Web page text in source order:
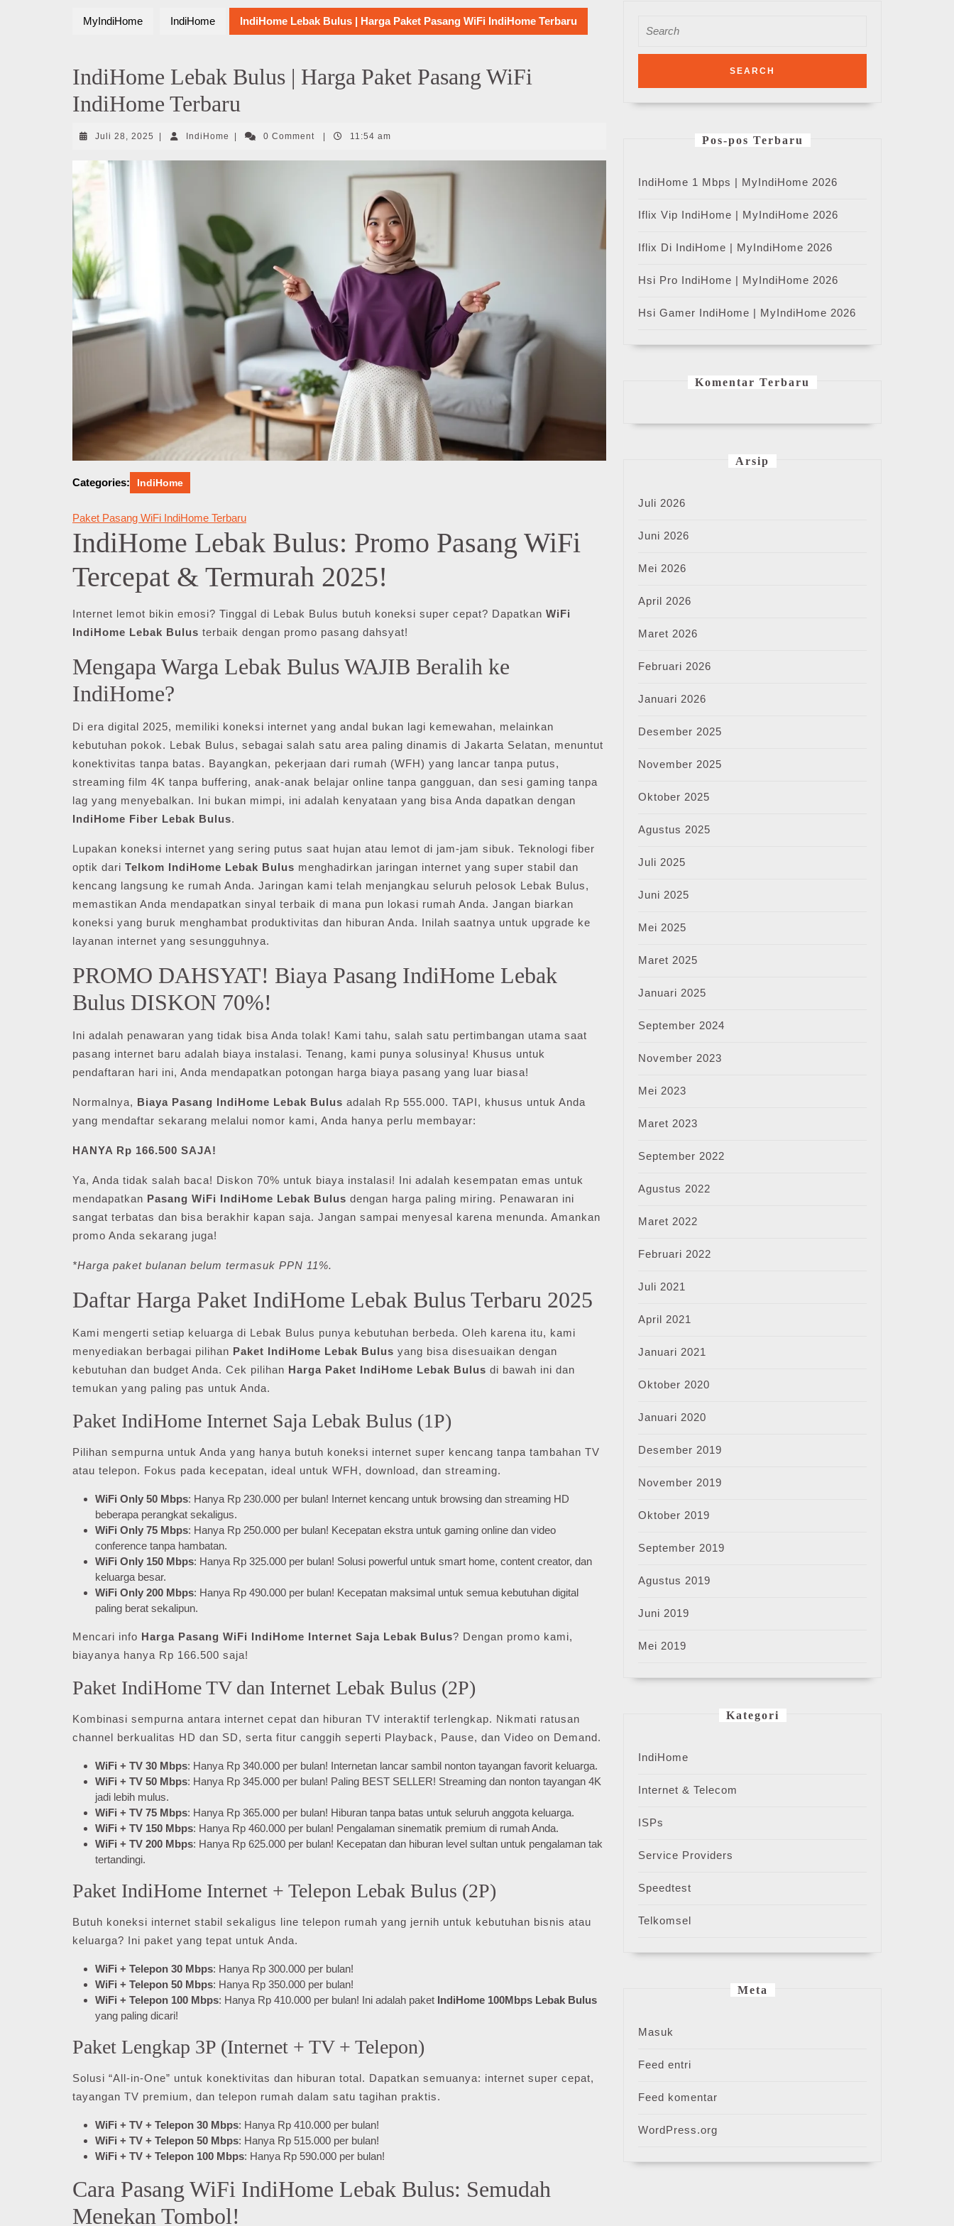
MyIndiHome IndiHome IndiHome Lebak Bulus | Harga Paket Pasang WiFi IndiHome Terbaru
IndiHome Lebak Bulus | Harga Paket Pasang WiFi
IndiHome Terbaru
Juli 28, 2025 Juli
2025
IndiHome IndiHome0 Comment 11:54 am
Categories: IndiHome
Paket Pasang WiFi IndiHome Terbaru
IndiHome Lebak Bulus: Promo Pasang WiFi
Tercepat & Termurah 2025!
Internet lemot bikin emosi? Tinggal di Lebak Bulus butuh koneksi super cepat? Dapatkan WiFi
IndiHome Lebak Bulus terbaik dengan promo pasang dahsyat!
Mengapa Warga Lebak Bulus WAJIB Beralih ke
IndiHome?
Di era digital 2025, memiliki koneksi internet yang andal bukan lagi kemewahan, melainkan
kebutuhan pokok. Lebak Bulus, sebagai salah satu area paling dinamis di Jakarta Selatan, menuntut
konektivitas tanpa batas. Bayangkan, pekerjaan dari rumah (WFH) yang lancar tanpa putus,
streaming film 4K tanpa buffering, anak-anak belajar online tanpa gangguan, dan sesi gaming tanpa
lag yang menyebalkan. Ini bukan mimpi, ini adalah kenyataan yang bisa Anda dapatkan dengan
IndiHome Fiber Lebak Bulus.
Lupakan koneksi internet yang sering putus saat hujan atau lemot di jam-jam sibuk. Teknologi fiber
optik dari Telkom IndiHome Lebak Bulus menghadirkan jaringan internet yang super stabil dan
kencang langsung ke rumah Anda. Jaringan kami telah menjangkau seluruh pelosok Lebak Bulus,
memastikan Anda mendapatkan sinyal terbaik di mana pun lokasi rumah Anda. Jangan biarkan
koneksi yang buruk menghambat produktivitas dan hiburan Anda. Inilah saatnya untuk upgrade ke
layanan internet yang sesungguhnya.
PROMO DAHSYAT! Biaya Pasang IndiHome Lebak
Bulus DISKON 70%!
Ini adalah penawaran yang tidak bisa Anda tolak! Kami tahu, salah satu pertimbangan utama saat
pasang internet baru adalah biaya instalasi. Tenang, kami punya solusinya! Khusus untuk
pendaftaran hari ini, Anda mendapatkan potongan harga biaya pasang yang luar biasa!
Normalnya, Biaya Pasang IndiHome Lebak Bulus adalah Rp 555.000. TAPI, khusus untuk Anda
yang mendaftar sekarang melalui nomor kami, Anda hanya perlu membayar:
HANYA Rp 166.500 SAJA!
Ya, Anda tidak salah baca! Diskon 70% untuk biaya instalasi! Ini adalah kesempatan emas untuk
mendapatkan Pasang WiFi IndiHome Lebak Bulus dengan harga paling miring. Penawaran ini
sangat terbatas dan bisa berakhir kapan saja. Jangan sampai menyesal karena menunda. Amankan
promo Anda sekarang juga!
*Harga paket bulanan belum termasuk PPN 11%.
Daftar Harga Paket IndiHome Lebak Bulus Terbaru 2025
Kami mengerti setiap keluarga di Lebak Bulus punya kebutuhan berbeda. Oleh karena itu, kami
menyediakan berbagai pilihan Paket IndiHome Lebak Bulus yang bisa disesuaikan dengan
kebutuhan dan budget Anda. Cek pilihan Harga Paket IndiHome Lebak Bulus di bawah ini dan
temukan yang paling pas untuk Anda.
Paket IndiHome Internet Saja Lebak Bulus (1P)
Pilihan sempurna untuk Anda yang hanya butuh koneksi internet super kencang tanpa tambahan TV
atau telepon. Fokus pada kecepatan, ideal untuk WFH, download, dan streaming.
WiFi Only 50 Mbps: Hanya Rp 230.000 per bulan! Internet kencang untuk browsing dan streaming HD
beberapa perangkat sekaligus.
WiFi Only 75 Mbps: Hanya Rp 250.000 per bulan! Kecepatan ekstra untuk gaming online dan video
conference tanpa hambatan.
WiFi Only 150 Mbps: Hanya Rp 325.000 per bulan! Solusi powerful untuk smart home, content creator, dan
keluarga besar.
WiFi Only 200 Mbps: Hanya Rp 490.000 per bulan! Kecepatan maksimal untuk semua kebutuhan digital
paling berat sekalipun.
Mencari info Harga Pasang WiFi IndiHome Internet Saja Lebak Bulus? Dengan promo kami,
biayanya hanya Rp 166.500 saja!
Paket IndiHome TV dan Internet Lebak Bulus (2P)
Kombinasi sempurna antara internet cepat dan hiburan TV interaktif terlengkap. Nikmati ratusan
channel berkualitas HD dan SD, serta fitur canggih seperti Playback, Pause, dan Video on Demand.
WiFi + TV 30 Mbps: Hanya Rp 340.000 per bulan! Internetan lancar sambil nonton tayangan favorit keluarga.
WiFi + TV 50 Mbps: Hanya Rp 345.000 per bulan! Paling BEST SELLER! Streaming dan nonton tayangan 4K
jadi lebih mulus.
WiFi + TV 75 Mbps: Hanya Rp 365.000 per bulan! Hiburan tanpa batas untuk seluruh anggota keluarga.
WiFi + TV 150 Mbps: Hanya Rp 460.000 per bulan! Pengalaman sinematik premium di rumah Anda.
WiFi + TV 200 Mbps: Hanya Rp 625.000 per bulan! Kecepatan dan hiburan level sultan untuk pengalaman tak
tertandingi.
Paket IndiHome Internet + Telepon Lebak Bulus (2P)
Butuh koneksi internet stabil sekaligus line telepon rumah yang jernih untuk kebutuhan bisnis atau
keluarga? Ini paket yang tepat untuk Anda.
WiFi + Telepon 30 Mbps: Hanya Rp 300.000 per bulan!
WiFi + Telepon 50 Mbps: Hanya Rp 350.000 per bulan!
WiFi + Telepon 100 Mbps: Hanya Rp 410.000 per bulan! Ini adalah paket IndiHome 100Mbps Lebak Bulus
yang paling dicari!
Paket Lengkap 3P (Internet + TV + Telepon)
Solusi “All-in-One” untuk konektivitas dan hiburan total. Dapatkan semuanya: internet super cepat,
tayangan TV premium, dan telepon rumah dalam satu tagihan praktis.
WiFi + TV + Telepon 30 Mbps: Hanya Rp 410.000 per bulan!
WiFi + TV + Telepon 50 Mbps: Hanya Rp 515.000 per bulan!
WiFi + TV + Telepon 100 Mbps: Hanya Rp 590.000 per bulan!
Cara Pasang WiFi IndiHome Lebak Bulus: Semudah
Menekan Tombol!
for:
Pos-pos Terbaru
IndiHome 1 Mbps | MyIndiHome 2026
Iflix Vip IndiHome | MyIndiHome 2026
Iflix Di IndiHome | MyIndiHome 2026
Hsi Pro IndiHome | MyIndiHome 2026
Hsi Gamer IndiHome | MyIndiHome 2026
Komentar Terbaru
Arsip
Juli 2026
Juni 2026
Mei 2026
April 2026
Maret 2026
Februari 2026
Januari 2026
Desember 2025
November 2025
Oktober 2025
Agustus 2025
Juli 2025
Juni 2025
Mei 2025
Maret 2025
Januari 2025
September 2024
November 2023
Mei 2023
Maret 2023
September 2022
Agustus 2022
Maret 2022
Februari 2022
Juli 2021
April 2021
Januari 2021
Oktober 2020
Januari 2020
Desember 2019
November 2019
Oktober 2019
September 2019
Agustus 2019
Juni 2019
Mei 2019
Kategori
IndiHome
Internet & Telecom
ISPs
Service Providers
Speedtest
Telkomsel
Meta
Masuk
Feed entri
Feed komentar
WordPress.org